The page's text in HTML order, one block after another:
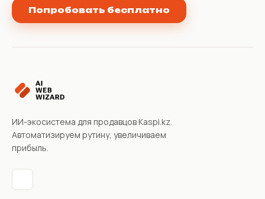
Попробовать бесплатно
ИИ-экосистема для продавцов Kaspi.kz.
Автоматизируем рутину, увеличиваем
прибыль.